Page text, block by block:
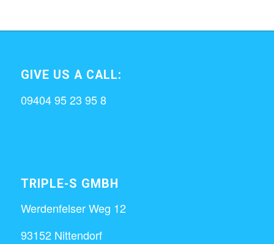
GIVE US A CALL:
09404 95 23 95 8
TRIPLE-S GMBH
Werdenfelser Weg 12
93152 Nittendorf